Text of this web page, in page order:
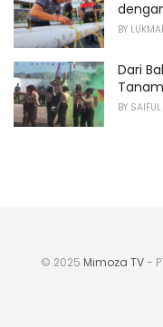
BY
Dari
BY
© 2025 Mimoza TV-